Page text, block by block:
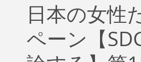
テクノロジー 政治
日本の女性
ペーン【